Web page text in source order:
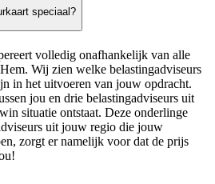
speciaal?
volledig onafhankelijk van alle
Wij zien welke belastingadviseurs
in het uitvoeren van jouw opdracht.
jou en drie belastingadviseurs uit
situatie ontstaat. Deze onderlinge
uit jouw regio die jouw
zorgt er namelijk voor dat de prijs